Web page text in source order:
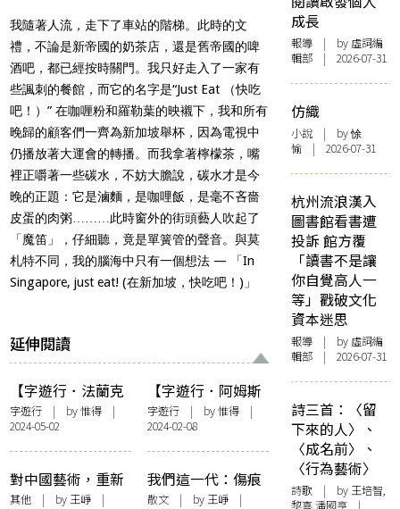
我隨著人流，走下了車站的階梯。此時的文
禮，不論是新帝國的奶茶店，還是舊帝國的啤
酒吧，都已經按時關門。我只好走入了一家有
些諷刺的餐館，而它的名字是“Just Eat （快吃
吧！）” 在咖喱粉和羅勒葉的映襯下，我和所有
晚歸的顧客們一齊為新加坡舉杯，因為電視中
仍播放著大運會的轉播。而我拿著檸檬茶，嘴
裡正嚼著一些碳水，不妨大膽說，碳水才是今
晚的正題：它是滷麵，是咖哩飯，是毫不吝嗇
皮蛋的肉粥………此時窗外的街頭藝人吹起了
「魔笛」，仔細聽，竟是單簧管的聲音。與莫
札特不同，我的腦海中只有一個想法 — 「In
Singapore, just eat! (在新加坡，快吃吧！)」
延伸閱讀
【字遊行．法蘭克
福】歌德作為賴特
的肖像
字遊行 | by惟得 |
2024-05-02
【字遊行．阿姆斯
特丹】借銀燈照荷
蘭影像
字遊行| by惟得|
2024-02-08
對中國藝術，重新
談論自由
其他 | by 王崢 |
我們這一代：傷痕
的權力
散文| by 王崢|
成長
報導 | by 虛詞編
輯部 | 2026-07-31
仿織
小說 | by 悇
愉 | 2026-07-31
杭州流浪漢入
圖書館看書遭
投訴 館方覆
「讀書不是讓
你自覺高人一
等」戳破文化
資本迷思
報導 | by 虛詞編
輯部 | 2026-07-31
詩三首：〈留
下來的人〉、
〈成名前〉、
〈行為藝術〉
詩歌 | by 王培智,